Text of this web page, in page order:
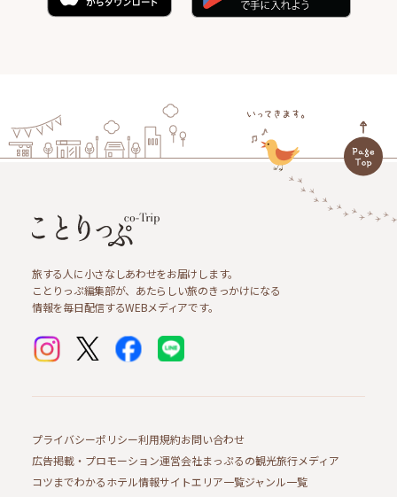
旅する人に小さなしあわせをお届けします。
ことりっぷ編集部が、あたらしい旅のきっかけになる
情報を毎日配信するWEBメディアです。
プライバシーポリシー利用規約お問い合わせ
広告掲載・プロモーション運営会社まっぷるの観光旅行メディア
コツまでわかるホテル情報サイトエリア一覧ジャンル一覧